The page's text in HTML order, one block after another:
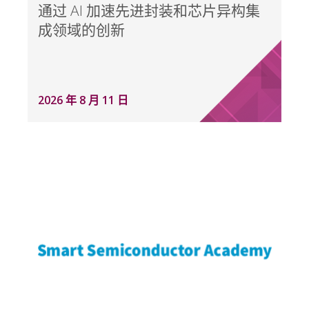
通过 AI 加速先进封装和芯片异构集
成领域的创新
2026 年 8 月 11 日